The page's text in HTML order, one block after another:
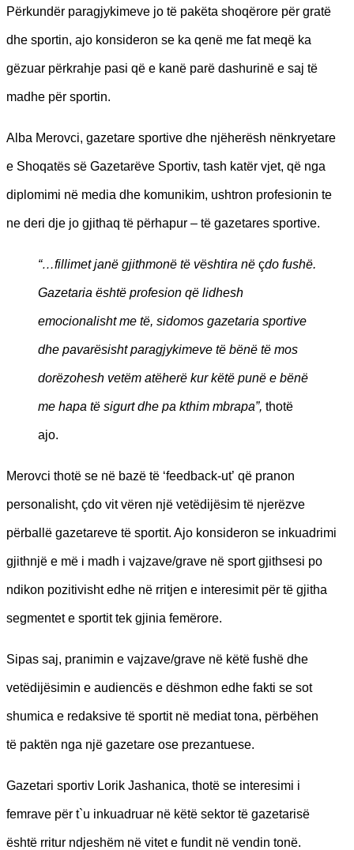
Përkundër paragjykimeve jo të pakëta shoqërore për gratë
dhe sportin, ajo konsideron se ka qenë me fat meqë ka
gëzuar përkrahje pasi që e kanë parë dashurinë e saj të
madhe për sportin.
Alba Merovci, gazetare sportive dhe njëherësh nënkryetare
e Shoqatës së Gazetarëve Sportiv, tash katër vjet, që nga
diplomimi në media dhe komunikim, ushtron profesionin te
ne deri dje jo gjithaq të përhapur – të gazetares sportive.
“…fillimet janë gjithmonë të vështira në çdo fushë.
Gazetaria është profesion që lidhesh
emocionalisht me të, sidomos gazetaria sportive
dhe pavarësisht paragjykimeve të bënë të mos
dorëzohesh vetëm atëherë kur këtë punë e bënë
me hapa të sigurt dhe pa kthim mbrapa”, thotë
ajo.
Merovci thotë se në bazë të ‘feedback-ut’ që pranon
personalisht, çdo vit vëren një vetëdijësim të njerëzve
përballë gazetareve të sportit. Ajo konsideron se inkuadrimi
gjithnjë e më i madh i vajzave/grave në sport gjithsesi po
ndikon pozitivisht edhe në rritjen e interesimit për të gjitha
segmentet e sportit tek gjinia femërore.
Sipas saj, pranimin e vajzave/grave në këtë fushë dhe
vetëdijësimin e audiencës e dëshmon edhe fakti se sot
shumica e redaksive të sportit në mediat tona, përbëhen
të paktën nga një gazetare ose prezantuese.
Gazetari sportiv Lorik Jashanica, thotë se interesimi i
femrave për t`u inkuadruar në këtë sektor të gazetarisë
është rritur ndjeshëm në vitet e fundit në vendin tonë.